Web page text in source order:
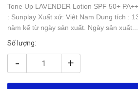
Tone Up LAVENDER Lotion SPF 50+
: Sunplay Xuất xứ: Việt Nam Dung tích :
năm kể từ ngày sản xuất. Ngày sản xuất...
Số lượng:
- +